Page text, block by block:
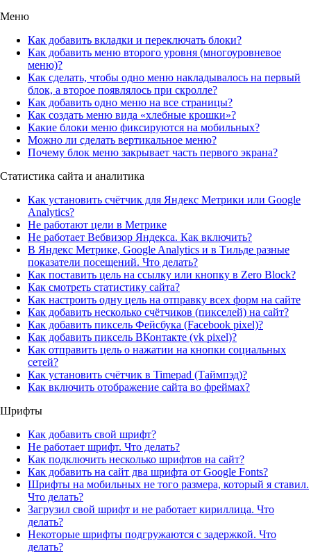
Меню
Как добавить вкладки и переключать блоки?
Как добавить меню второго уровня (многоуровневое
меню)?
Как сделать, чтобы одно меню накладывалось на первый
блок, а второе появлялось при скролле?
Как добавить одно меню на все страницы?
Как создать меню вида «хлебные крошки»?
Какие блоки меню фиксируются на мобильных?
Можно ли сделать вертикальное меню?
Почему блок меню закрывает часть первого экрана?
Статистика сайта и аналитика
Как установить счётчик для Яндекс Метрики или Google
Analytics?
Не работают цели в Метрике
Не работает Вебвизор Яндекса. Как включить?
В Яндекс Метрике, Google Analytics и в Тильде разные
показатели посещений. Что делать?
Как поставить цель на ссылку или кнопку в Zero Block?
Как смотреть статистику сайта?
Как настроить одну цель на отправку всех форм на сайте
Как добавить несколько счётчиков (пикселей) на сайт?
Как добавить пиксель Фейсбука (Facebook pixel)?
Как добавить пиксель ВКонтакте (vk pixel)?
Как отправить цель о нажатии на кнопки социальных
сетей?
Как установить счётчик в Timepad (Таймпэд)?
Как включить отображение сайта во фреймах?
Шрифты
Как добавить свой шрифт?
Не работает шрифт. Что делать?
Как подключить несколько шрифтов на сайт?
Как добавить на сайт два шрифта от Google Fonts?
Шрифты на мобильных не того размера, который я ставил.
Что делать?
Загрузил свой шрифт и не работает кириллица. Что
делать?
Некоторые шрифты подгружаются с задержкой. Что
делать?